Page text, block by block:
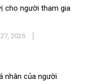
cho người tham gia
2025
nhân của người